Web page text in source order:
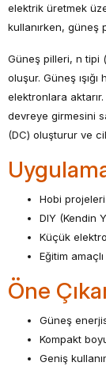
elektrik üretmek
kullanırken, güneş
Güneş pilleri, n tipi
oluşur. Güneş
elektronlara
devreye girmesini
(DC) oluşturur ve
Hobi projeleri
DIY (Kendin
Küçük
Eğitim
Öne
Güneş
Kompakt
Geniş